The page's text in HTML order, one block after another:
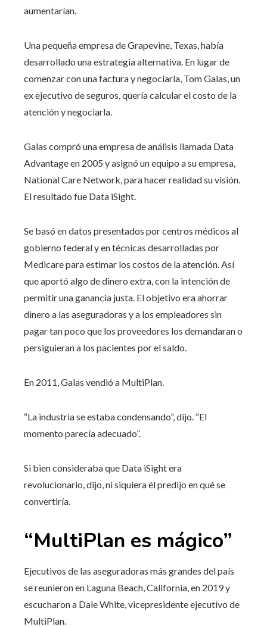
aumentarían.
Una pequeña empresa de Grapevine, Texas, había
desarrollado una estrategia alternativa. En lugar de
comenzar con una factura y negociarla, Tom Galas, un
ex ejecutivo de seguros, quería calcular el costo de la
atención y negociarla.
Galas compró una empresa de análisis llamada Data
Advantage en 2005 y asignó un equipo a su empresa,
National Care Network, para hacer realidad su visión.
El resultado fue Data iSight.
Se basó en datos presentados por centros médicos al
gobierno federal y en técnicas desarrolladas por
Medicare para estimar los costos de la atención. Así
que aportó algo de dinero extra, con la intención de
permitir una ganancia justa. El objetivo era ahorrar
dinero a las aseguradoras y a los empleadores sin
pagar tan poco que los proveedores los demandaran o
persiguieran a los pacientes por el saldo.
En 2011, Galas vendió a MultiPlan.
“La industria se estaba condensando”, dijo. “El
momento parecía adecuado”.
Si bien consideraba que Data iSight era
revolucionario, dijo, ni siquiera él predijo en qué se
convertiría.
“MultiPlan es mágico”
Ejecutivos de las aseguradoras más grandes del país
se reunieron en Laguna Beach, California, en 2019 y
escucharon a Dale White, vicepresidente ejecutivo de
MultiPlan.